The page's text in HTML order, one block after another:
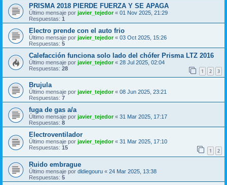
PRISMA 2018 PIERDE FUERZA Y SE APAGA
Último mensaje por javier_tejedor« 01 Nov 2025, 21:29
Respuestas: 1
Electro prende con el auto frio
Último mensaje por javier_tejedor« 03 Oct 2025, 15:26
Respuestas: 5
Calefacción funciona solo lado del chófer Prisma LTZ 2016
Último mensaje por javier_tejedor« 28 Jul 2025, 02:04
Respuestas: 28 1 2 3
Brujula
Último mensaje por javier_tejedor« 08 Jun 2025, 23:21
Respuestas: 7
fuga de gas a/a
Último mensaje por javier_tejedor« 31 Mar 2025, 17:17
Respuestas: 8
Electroventilador
Último mensaje por javier_tejedor« 31 Mar 2025, 17:10
Respuestas: 15 1 2
Ruido embrague
Último mensaje por dldiegouru « 24 Mar 2025, 13:38
Respuestas: 5